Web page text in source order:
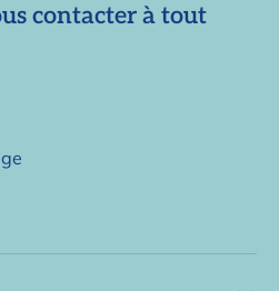
contacter à tout